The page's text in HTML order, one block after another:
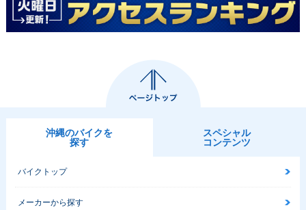
沖縄のバイクを
探す
スペシャル
コンテンツ
バイクトップ
メーカーから探す